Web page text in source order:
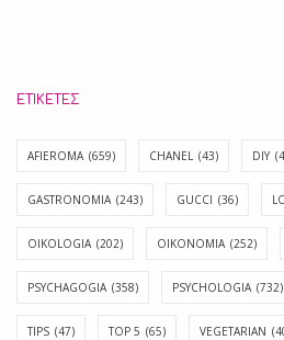
ΕΤΙΚΈΤΕΣ
AFIEROMA (659) CHANEL (43) DIY
GASTRONOMIA (243) GUCCI (36)
OIKOLOGIA (202) OIKONOMIA (252)
PSYCHAGOGIA (358) PSYCHOLOGIA (732)
TIPS (47) TOP 5 (65) VEGETARIAN